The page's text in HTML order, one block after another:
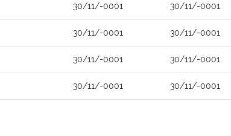
30/11/-0001 30/11/-0001
30/11/-0001 30/11/-0001
30/11/-0001 30/11/-0001
30/11/-0001 30/11/-0001